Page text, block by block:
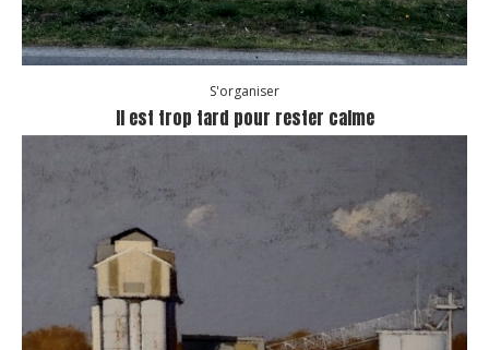
S'organiser
Il est trop tard pour rester calme